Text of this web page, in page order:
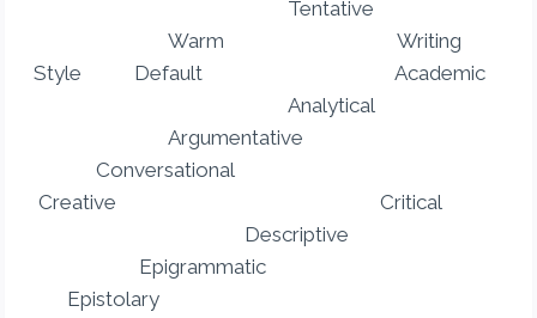
Tentative
Warm Writing
Style Default Academic
Analytical
Argumentative
Conversational
Creative Critical
Descriptive
Epigrammatic
Epistolary